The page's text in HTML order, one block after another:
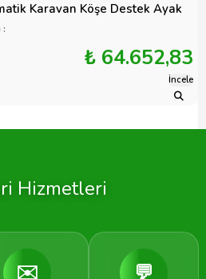
Karavan Köşe Destek Ayak
:
₺ 64.652,83
İncele
Hizmetleri
✉️ 💬